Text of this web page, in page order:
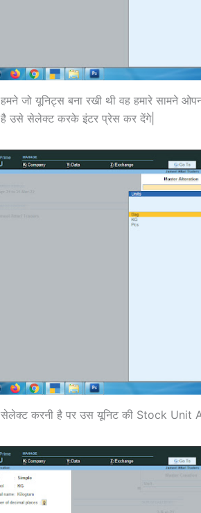
हमने जो यूनिट्स बना रखी थी वह हमारे सामने
है उसे सेलेक्ट करके इंटर प्रेस कर देंगे|
सेलेक्ट करनी है पर उस यूनिट की Stock Unit